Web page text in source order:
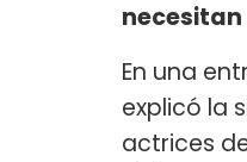
En una
explicó la
actrices